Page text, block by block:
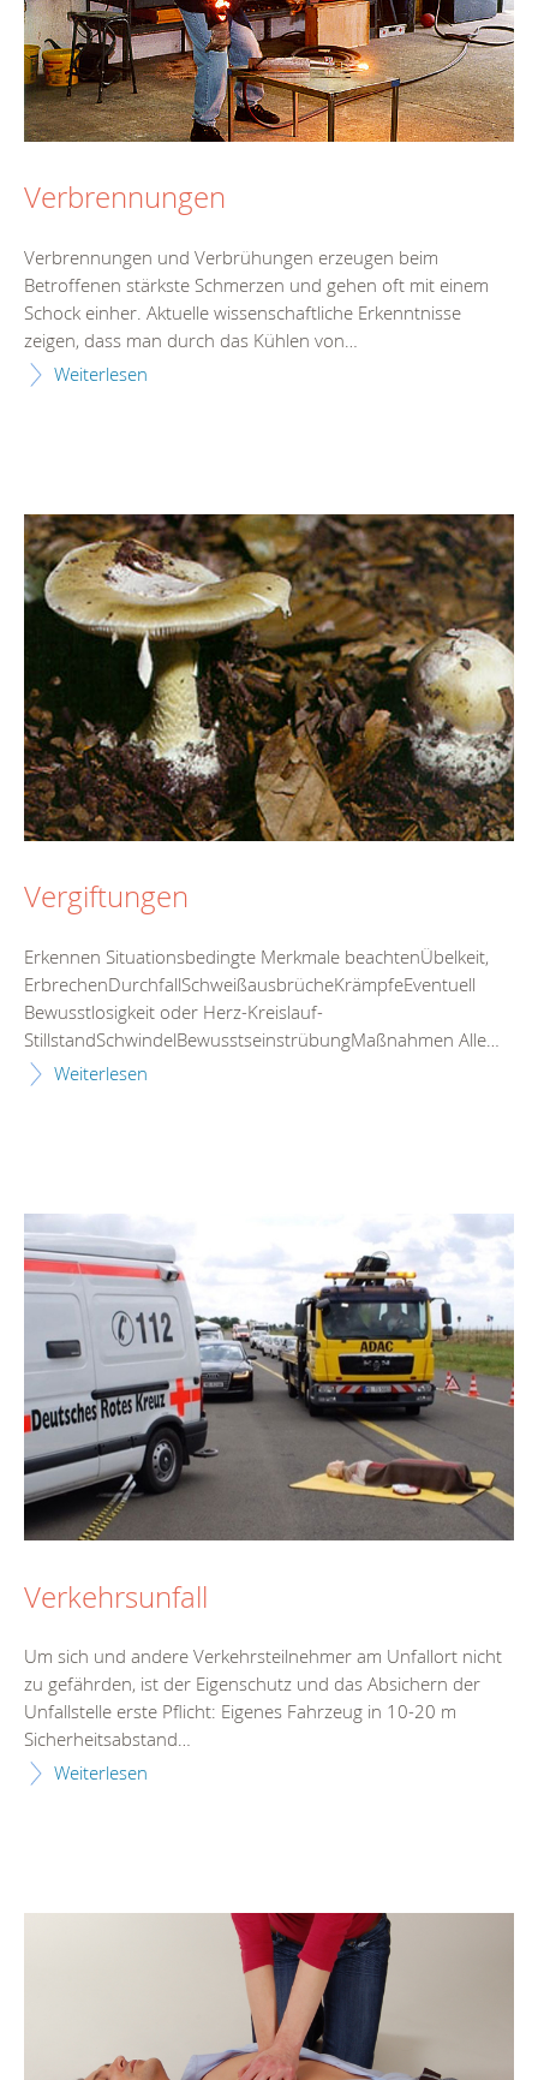
Verbrennungen
Verbrennungen und Verbrühungen erzeugen beim
Betroffenen stärkste Schmerzen und gehen oft mit einem
Schock einher. Aktuelle wissenschaftliche Erkenntnisse
zeigen, dass man durch das Kühlen von…
Weiterlesen
Vergiftungen
Erkennen Situationsbedingte Merkmale beachtenÜbelkeit,
ErbrechenDurchfallSchweißausbrücheKrämpfeEventuell
Bewusstlosigkeit oder Herz-Kreislauf-
StillstandSchwindelBewusstseinstrübungMaßnahmen Alle…
Weiterlesen
Verkehrsunfall
Um sich und andere Verkehrsteilnehmer am Unfallort nicht
zu gefährden, ist der Eigenschutz und das Absichern der
Unfallstelle erste Pflicht: Eigenes Fahrzeug in 10-20 m
Sicherheitsabstand…
Weiterlesen